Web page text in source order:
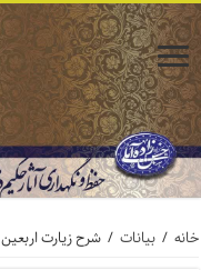
خانه / بیانات / شرح زیارت اربعین